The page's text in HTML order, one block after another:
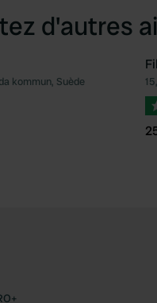
d'autres
Préféré
kommun, Suède